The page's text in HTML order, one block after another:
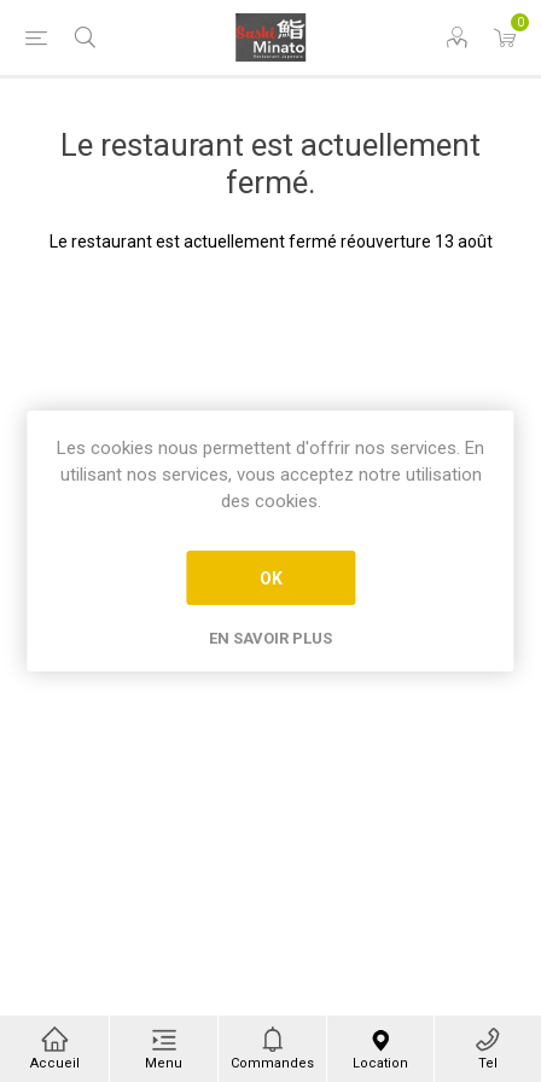
0
Le restaurant est actuellement
fermé.
Le restaurant est actuellement fermé réouverture 13 août
Accueil Menu Commandes Location Tel
Les cookies nous permettent d'offrir nos services. En
utilisant nos services, vous acceptez notre utilisation
des cookies.
OK
EN SAVOIR PLUS